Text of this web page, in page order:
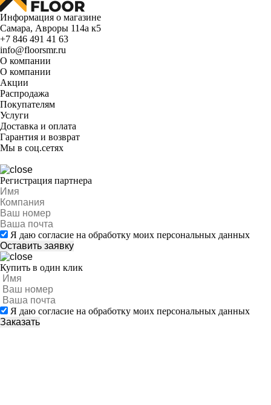
Информация о магазине
Самара, Авроры 114а к5
+7 846 491 41 63
info@floorsmr.ru
О компании
О компании
Акции
Распродажа
Покупателям
Услуги
Доставка и оплата
Гарантия и возврат
Мы в соц.сетях
Регистрация партнера
Я даю согласие на обработку моих персональных данных
Купить в один клик
Я даю согласие на обработку моих персональных данных